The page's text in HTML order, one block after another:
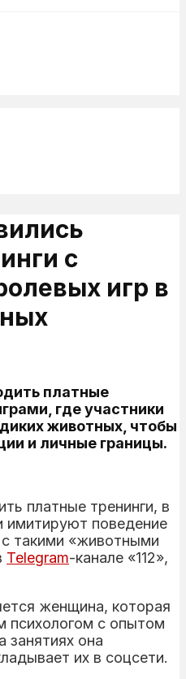
с
игр в
платные
где участники
животных, чтобы
и личные границы.
платные тренинги, в
имитируют поведение
такими «животными
Telegram-канале «112»,
женщина, которая
психологом с опытом
занятиях она
их в соцсети.